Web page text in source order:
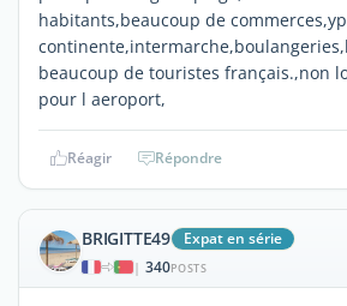
habitants,beaucoup de
beaucoup de touristes français.,non
pour l aeroport,
Réagir Répondre
BRIGITTE49 Expat en série
| 340POSTS